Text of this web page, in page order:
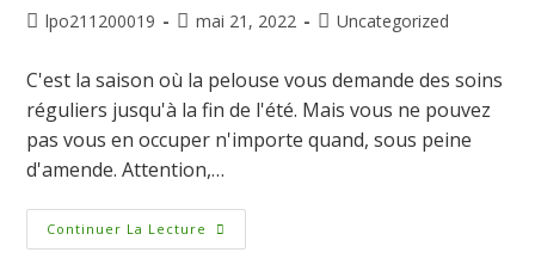
lpo211200019 mai 21, 2022 Uncategorized
C'est la saison où la pelouse vous demande des soins
réguliers jusqu'à la fin de l'été. Mais vous ne pouvez
pas vous en occuper n'importe quand, sous peine
d'amende. Attention,…
Continuer La Lecture